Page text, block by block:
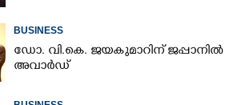
BUSINESS
ഡോ. വി.കെ. ജയകുമാറിന് ജപ്പാനിൽ
അവാർഡ്